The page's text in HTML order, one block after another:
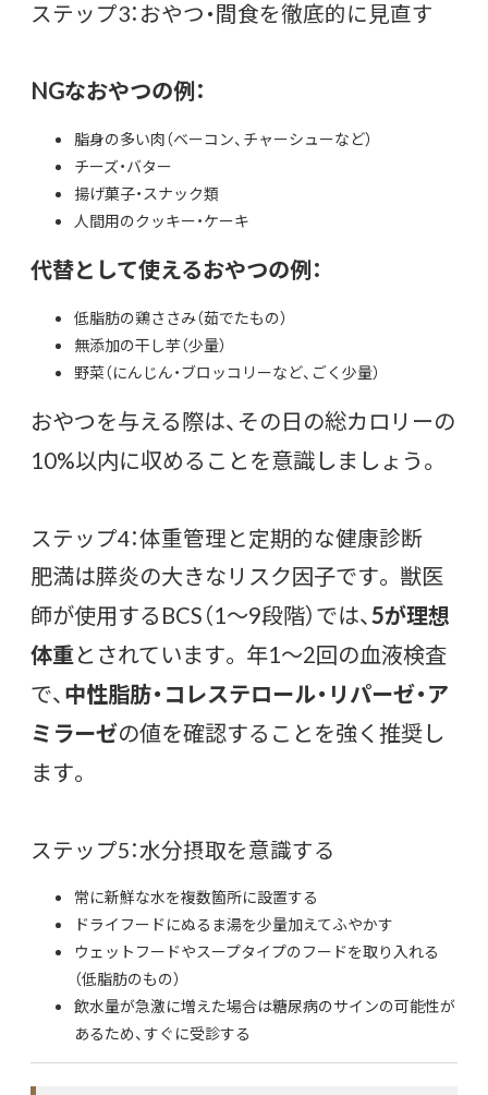
ステップ3：おやつ・間食を徹底的に見直す
NGなおやつの例：
脂身の多い肉（ベーコン、チャーシューなど）
チーズ・バター
揚げ菓子・スナック類
人間用のクッキー・ケーキ
代替として使えるおやつの例：
低脂肪の鶏ささみ（茹でたもの）
無添加の干し芋（少量）
野菜（にんじん・ブロッコリーなど、ごく少量）
おやつを与える際は、その日の総カロリーの
10%以内に収めることを意識しましょう。
ステップ4：体重管理と定期的な健康診断
肥満は膵炎の大きなリスク因子です。 獣医
師が使用するBCS（1〜9段階）では、5が理想
体重とされています。 年1〜2回の血液検査
で、中性脂肪・コレステロール・リパーゼ・ア
ミラーゼの値を確認することを強く推奨し
ます。
ステップ5：水分摂取を意識する
常に新鮮な水を複数箇所に設置する
ドライフードにぬるま湯を少量加えてふやかす
ウェットフードやスープタイプのフードを取り入れる
（低脂肪のもの）
飲水量が急激に増えた場合は糖尿病のサインの可能性が
あるため、すぐに受診する